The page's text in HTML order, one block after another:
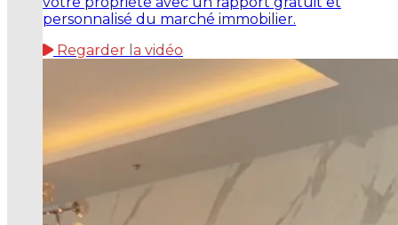
personnalisé du marché immobilier.
Regarder la vidéo